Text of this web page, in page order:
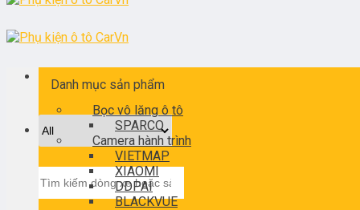
kiếm:
Danh mục sản phẩm
Bọc vô lăng ô tô
SPARCO
Camera hành trình
VIETMAP
XIAOMI
DDPAI
BLACKVUE